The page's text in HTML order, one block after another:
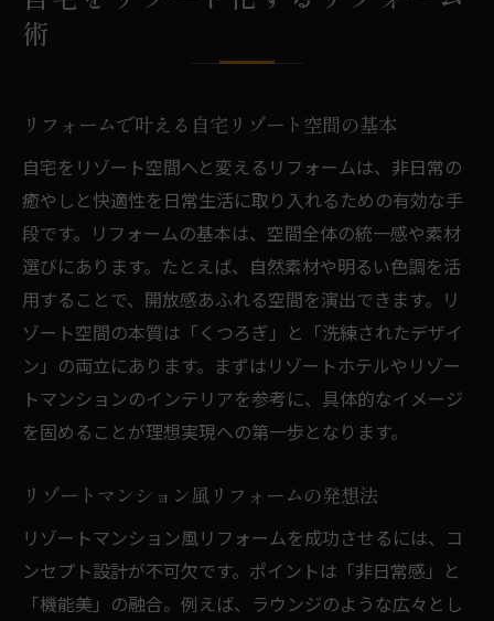
点
リフォームで実現する癒やしの空間演出法
リフォームで叶うリゾートマンション風内
装
ナチュラルモダンなリフォームデザインの
魅力
リフォームで癒やし効果を高めるポイント
リフォームとリノベーションの違いと選び
方
リフォーム成功事例に学ぶデザインの工夫
リゾートマンション風リフォームの魅力解説
リゾートマンション風リフォームの魅力と
リフォームで叶える上質な住空間の実現法
リフォームで体験できる非日常の癒やし空
術
リフォームで叶える自宅リゾート空間の基本
自宅をリゾート空間へと変えるリフォームは、非日常の
癒やしと快適性を日常生活に取り入れるための有効な手
段です。リフォームの基本は、空間全体の統一感や素材
選びにあります。たとえば、自然素材や明るい色調を活
用することで、開放感あふれる空間を演出できます。リ
ゾート空間の本質は「くつろぎ」と「洗練されたデザイ
ン」の両立にあります。まずはリゾートホテルやリゾー
トマンションのインテリアを参考に、具体的なイメージ
を固めることが理想実現への第一歩となります。
リゾートマンション風リフォームの発想法
リゾートマンション風リフォームを成功させるには、コ
ンセプト設計が不可欠です。ポイントは「非日常感」と
「機能美」の融合。例えば、ラウンジのような広々とし